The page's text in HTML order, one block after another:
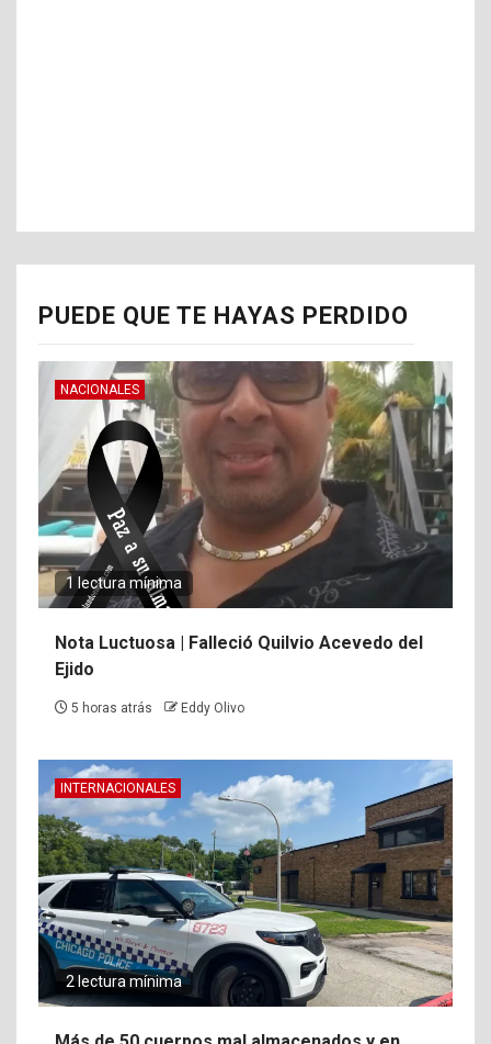
PUEDE QUE TE HAYAS PERDIDO
NACIONALES
1 lectura mínima
Nota Luctuosa | Falleció Quilvio Acevedo del
Ejido
5 horas atrás Eddy Olivo
INTERNACIONALES
2 lectura mínima